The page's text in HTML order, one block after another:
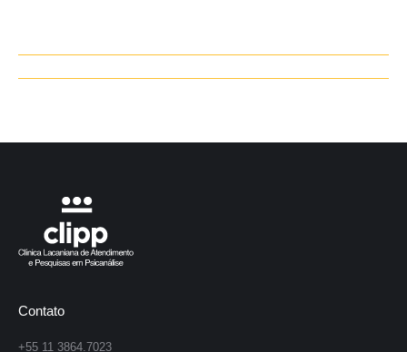
Navegação
post:
Contato
+55 11 3864.7023